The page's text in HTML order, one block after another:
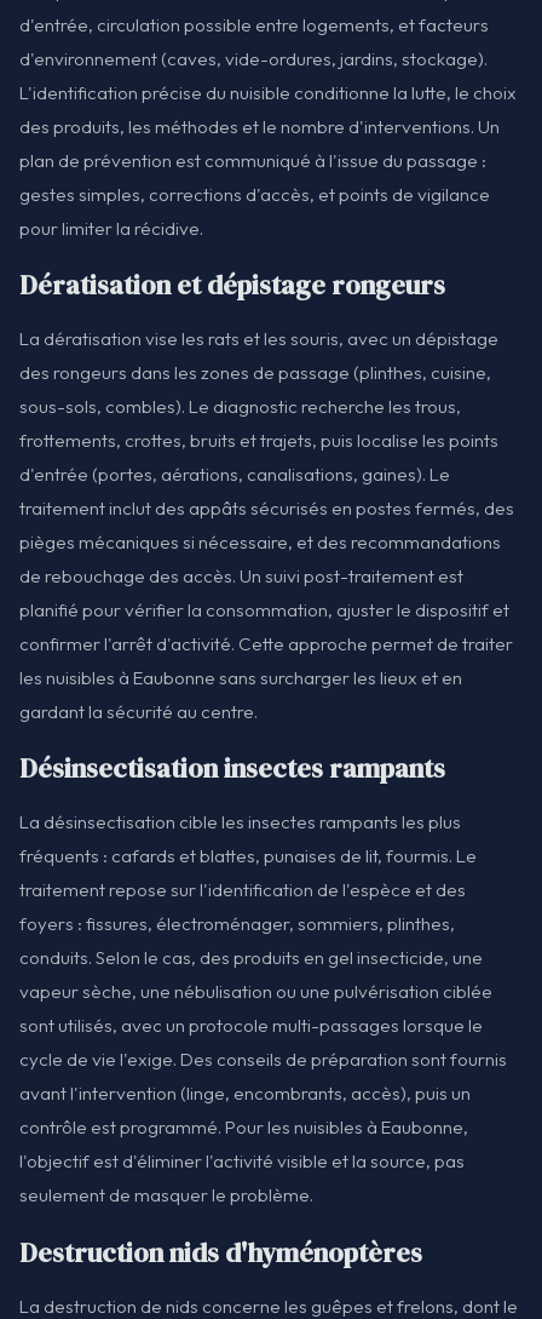
d'entrée, circulation possible entre logements, et facteurs
d'environnement (caves, vide-ordures, jardins, stockage).
L'identification précise du nuisible conditionne la lutte, le choix
des produits, les méthodes et le nombre d'interventions. Un
plan de prévention est communiqué à l'issue du passage :
gestes simples, corrections d'accès, et points de vigilance
pour limiter la récidive.
Dératisation et dépistage rongeurs
La dératisation vise les rats et les souris, avec un dépistage
des rongeurs dans les zones de passage (plinthes, cuisine,
sous-sols, combles). Le diagnostic recherche les trous,
frottements, crottes, bruits et trajets, puis localise les points
d'entrée (portes, aérations, canalisations, gaines). Le
traitement inclut des appâts sécurisés en postes fermés, des
pièges mécaniques si nécessaire, et des recommandations
de rebouchage des accès. Un suivi post-traitement est
planifié pour vérifier la consommation, ajuster le dispositif et
confirmer l'arrêt d'activité. Cette approche permet de traiter
les nuisibles à Eaubonne sans surcharger les lieux et en
gardant la sécurité au centre.
Désinsectisation insectes rampants
La désinsectisation cible les insectes rampants les plus
fréquents : cafards et blattes, punaises de lit, fourmis. Le
traitement repose sur l'identification de l'espèce et des
foyers : fissures, électroménager, sommiers, plinthes,
conduits. Selon le cas, des produits en gel insecticide, une
vapeur sèche, une nébulisation ou une pulvérisation ciblée
sont utilisés, avec un protocole multi-passages lorsque le
cycle de vie l'exige. Des conseils de préparation sont fournis
avant l'intervention (linge, encombrants, accès), puis un
contrôle est programmé. Pour les nuisibles à Eaubonne,
l'objectif est d'éliminer l'activité visible et la source, pas
seulement de masquer le problème.
Destruction nids d'hyménoptères
La destruction de nids concerne les guêpes et frelons, dont le